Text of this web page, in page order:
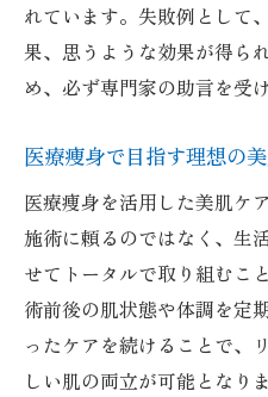
れています。失敗例として
果、思うような効果が得ら
め、必ず専門家の助言を受
医療痩身で目指す理想の
医療痩身を活用した美肌ケ
施術に頼るのではなく、生
せてトータルで取り組むこ
術前後の肌状態や体調を定
ったケアを続けることで、
しい肌の両立が可能となりま